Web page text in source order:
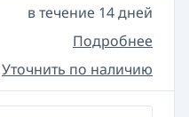
в течение 14 дней
Подробнее
Уточнить по наличию